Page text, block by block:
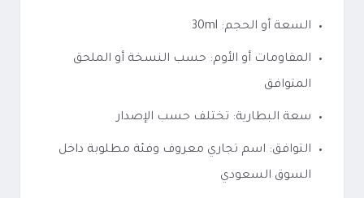
السعة أو الحجم: 30ml
المقاومات أو الأوم: حسب النسخة أو الملحق
المتوافق
سعة البطارية: تختلف حسب الإصدار
التوافق: اسم تجاري معروف وفئة مطلوبة داخل
السوق السعودي